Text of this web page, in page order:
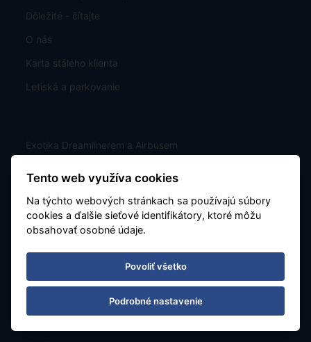
Dôležité - čítajte
O nás
Karta stáleho klienta
Letiská a parkovanie
Exotika Dreamlinerem a Airbusem
TU Europa - pojistné plnění
Tento web využíva cookies
Na týchto webových stránkach sa používajú súbory
cookies a ďalšie sieťové identifikátory, ktoré môžu
obsahovať osobné údaje.
Povoliť všetko
Podrobné nastavenie